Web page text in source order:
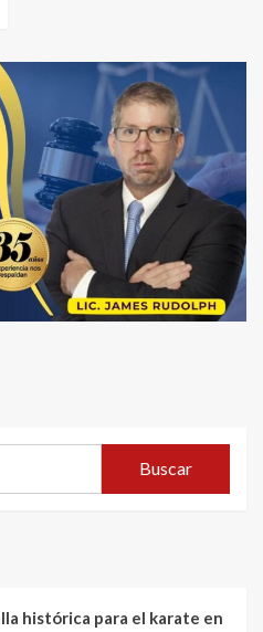
Buscar
histórica para el karate en